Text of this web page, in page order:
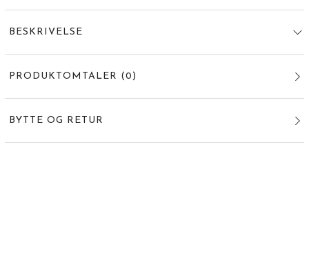
BESKRIVELSE
PRODUKTOMTALER (0 )
BYTTE OG RETUR